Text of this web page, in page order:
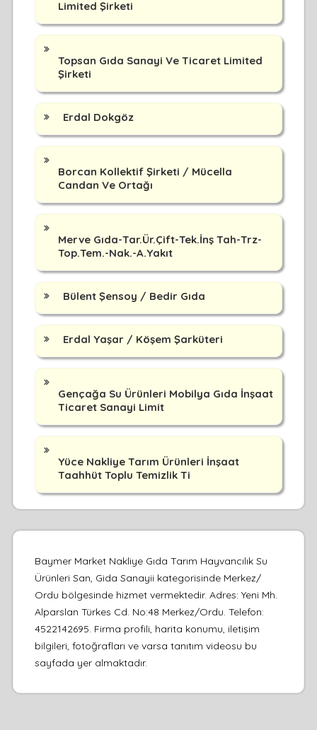
Limited Şirketi
Topsan Gıda Sanayi Ve Ticaret Limited
Şirketi
Erdal Dokgöz
Borcan Kollektif Şirketi / Mücella
Candan Ve Ortağı
Merve Gıda-Tar.Ür.Çift-Tek.İnş Tah-Trz-
Top.Tem.-Nak.-A.Yakıt
Bülent Şensoy / Bedir Gıda
Erdal Yaşar / Köşem Şarküteri
Gençağa Su Ürünleri Mobilya Gıda İnşaat
Ticaret Sanayi Limit
Yüce Nakliye Tarım Ürünleri İnşaat
Taahhüt Toplu Temizlik Ti
Baymer Market Nakliye Gıda Tarım Hayvancılık Su
Ürünleri San, Gida Sanayii kategorisinde Merkez/
Ordu bölgesinde hizmet vermektedir. Adres: Yeni Mh.
Alparslan Türkes Cd. No:48 Merkez/Ordu. Telefon:
4522142695. Firma profili, harita konumu, iletişim
bilgileri, fotoğrafları ve varsa tanıtım videosu bu
sayfada yer almaktadır.